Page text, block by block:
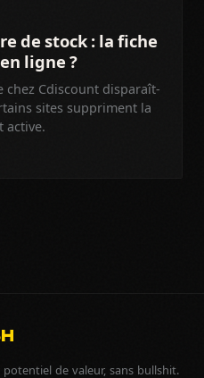
de stock : la fiche
ligne ?
chez Cdiscount disparaît-
sites suppriment la
active.
de valeur, sans bullshit.